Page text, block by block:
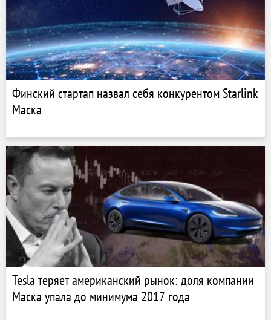
Финский стартап назвал себя конкурентом Starlink
Маска
Tesla теряет американский рынок: доля компании
Маска упала до минимума 2017 года